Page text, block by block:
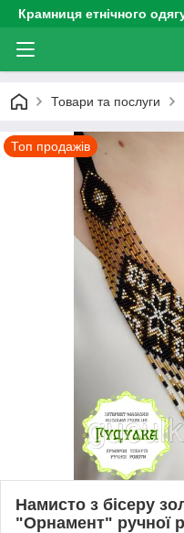
Крамниця етнічного
Товари та послуги
Топ продажів
Намисто з бісеру
"Орнамент" ручної